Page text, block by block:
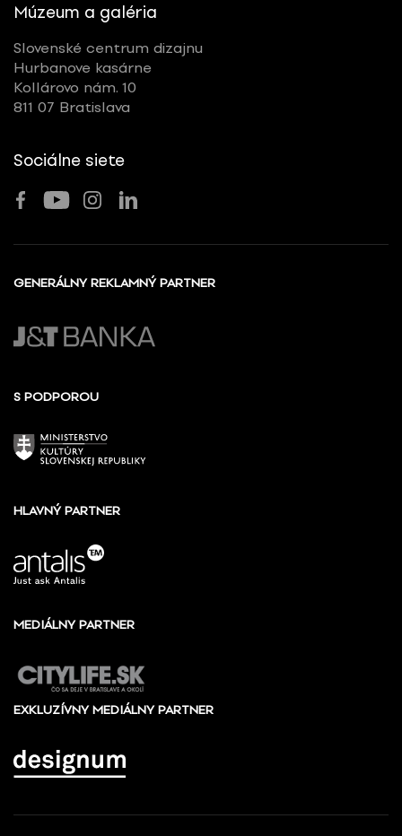
Múzeum a galéria
Slovenské centrum dizajnu
Hurbanove kasárne
Kollárovo nám. 10
811 07 Bratislava
Sociálne siete
GENERÁLNY REKLAMNÝ PARTNER
S PODPOROU
HLAVNÝ PARTNER
MEDIÁLNY PARTNER
EXKLUZÍVNY MEDIÁLNY PARTNER